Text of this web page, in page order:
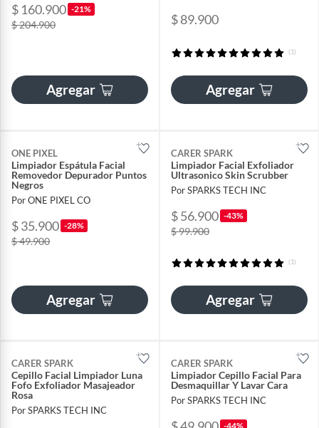
$ 160.900 -21%
$ 204.900
Agregar
$ 89.900
(1)
Agregar
ONE PIXEL
Limpiador Espátula Facial
Removedor Depurador Puntos
Negros
Por ONE PIXEL CO
$ 35.900 -28%
$ 49.900
Agregar
CARER SPARK
Limpiador Facial Exfoliador
Ultrasonico Skin Scrubber
Por SPARKS TECH INC
$ 56.900 -43%
$ 99.900
(1)
Agregar
CARER SPARK
Cepillo Facial Limpiador Luna
Fofo Exfoliador Masajeador
Rosa
Por SPARKS TECH INC
CARER SPARK
Limpiador Cepillo Facial Para
Desmaquillar Y Lavar Cara
Por SPARKS TECH INC
-44%